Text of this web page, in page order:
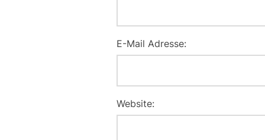
E-Mail Adresse:
Website: